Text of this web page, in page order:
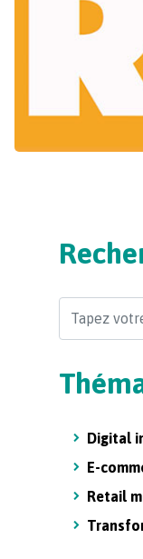
Digital
E-
Retail